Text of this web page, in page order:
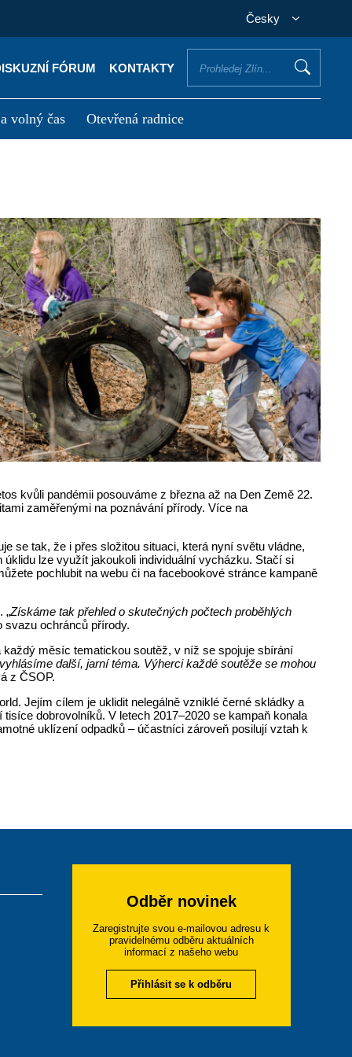
Česky
FÓRUM KONTAKTY
volný čas Otevřená radnice
kvůli pandémii posouváme z března až na Den Země 22.
zaměřenými na poznávání přírody. Více na
se tak, že i přes složitou situaci, která nyní světu vládne,
lze využít jakoukoli individuální vycházku. Stačí si
pochlubit na webu či na facebookové stránce kampaně
„Získáme tak přehled o skutečných počtech proběhlých
svazu ochránců přírody.
měsíc tematickou soutěž, v níž se spojuje sbírání
další, jarní téma. Výherci každé soutěže se mohou
z ČSOP.
Jejím cílem je uklidit nelegálně vzniklé černé skládky a
dobrovolníků. V letech 2017–2020 se kampaň konala
uklízení odpadků – účastníci zároveň posilují vztah k
Odběr novinek
Zaregistrujte svou e-mailovou adresu k
pravidelnému odběru aktuálních
informací z našeho webu
Přihlásit se k odběru